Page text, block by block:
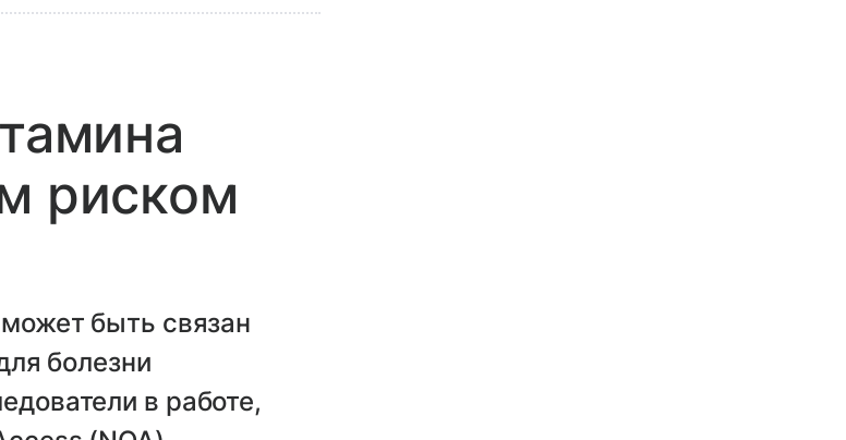
риском
быть связан
болезни
в работе,